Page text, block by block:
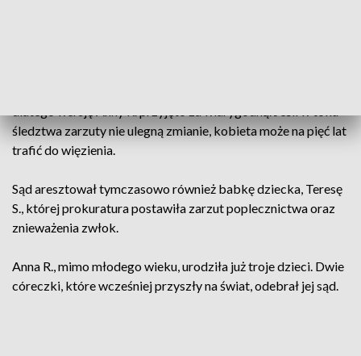
śledztwa zarzuty nie ulegną zmianie, kobieta może na pięć lat
trafić do więzienia.
Sąd aresztował tymczasowo również babkę dziecka, Teresę
S., której prokuratura postawiła zarzut poplecznictwa oraz
znieważenia zwłok.
Anna R., mimo młodego wieku, urodziła już troje dzieci. Dwie
córeczki, które wcześniej przyszły na świat, odebrał jej sąd.